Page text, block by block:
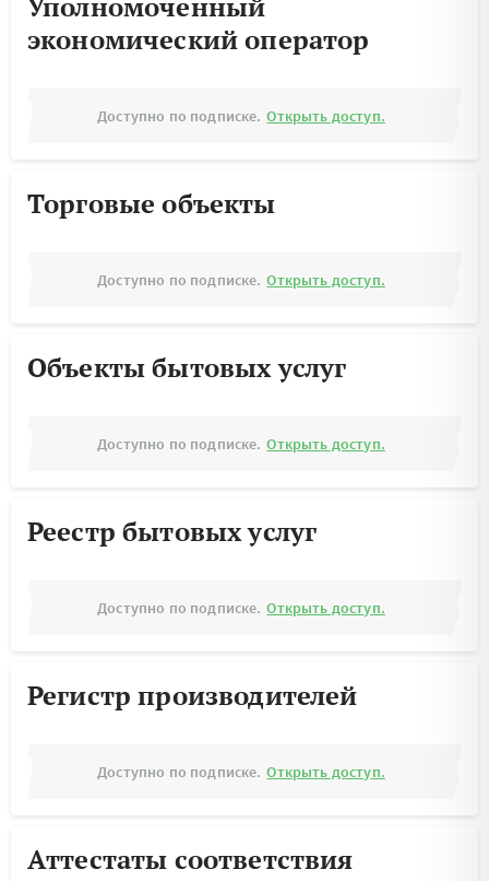
экономический оператор
Доступно по подписке. Открыть доступ.
Торговые объекты
Доступно по подписке. Открыть доступ.
Объекты бытовых услуг
Доступно по подписке. Открыть доступ.
Реестр бытовых услуг
Доступно по подписке. Открыть доступ.
Регистр производителей
Доступно по подписке. Открыть доступ.
Аттестаты соответствия